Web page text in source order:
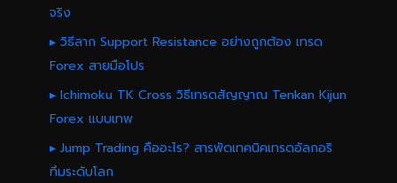
จริง
▸ วิธีลาก Support Resistance อย่างถูกต้อง เทรด
Forex สายมือโปร
▸ Ichimoku TK Cross วิธีเทรดสัญญาณ Tenkan Kijun
Forex แบบเทพ
▸ Jump Trading คืออะไร? สารพัดเทคนิคเทรดอัลกอริ
ทึมระดับโลก